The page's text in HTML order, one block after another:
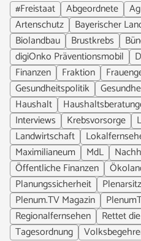
#Freistaat Abgeordnete
Artenschutz
Bayerischer
Biolandbau
Brustkrebs
digiOnko Präventionsmobil
Finanzen
Fraktion
Gesundheitspolitik
Haushalt
Interviews
Krebsvorsorge
Landwirtschaft
Maximilianeum
MdL
Öffentliche Finanzen
Planungssicherheit
Plenum.TV Magazin
Regionalfernsehen
Rettet
Tagesordnung